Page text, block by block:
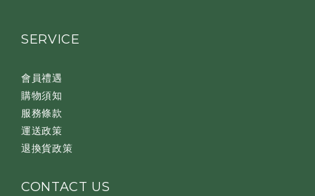
SERVICE
會員禮遇
購物須知
服務條款
運送政策
退換貨政策
CONTACT US